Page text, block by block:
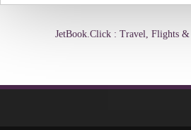
JetBook.Click : Travel, Flights &